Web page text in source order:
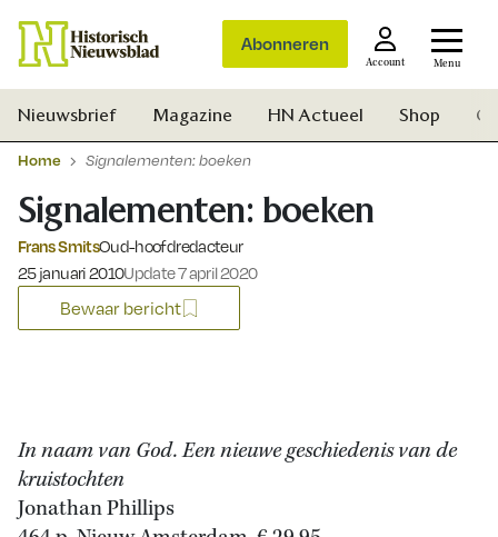
Abonneren
Account Menu
Nieuwsbrief Magazine HN Actueel Shop
Home Signalementen: boeken
Signalementen: boeken
Frans SmitsOud-hoofdredacteur
Gepubliceerd op:
25 januari 2010Update 7 april 2020
Bewaar bericht
In naam van God. Een nieuwe geschiedenis van de
kruistochten
Jonathan Phillips